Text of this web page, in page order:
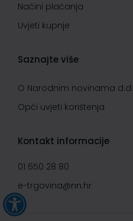
Načini plaćanja
Uvjeti kupnje
Saznajte više
O Narodnim novinama d.d.
Opći uvjeti korištenja
Kontakt informacije
01 650 28 80
e-trgovina@nn.hr